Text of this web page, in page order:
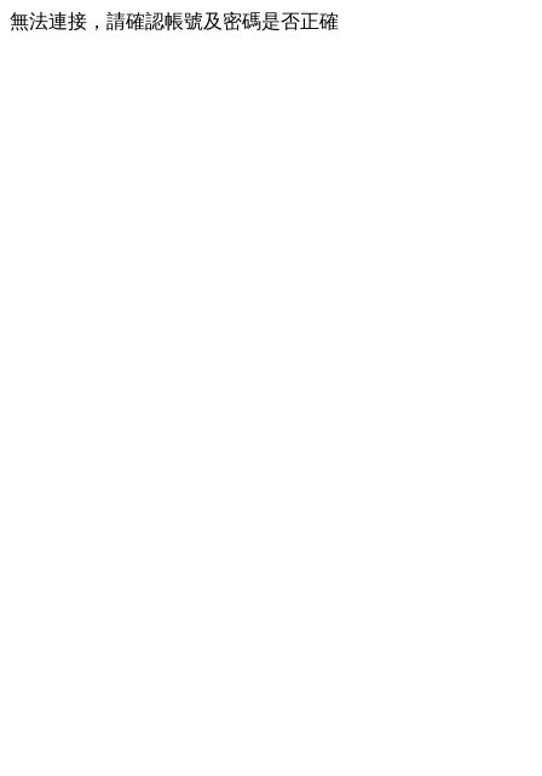
無法連接，請確認帳號及密碼是否正確